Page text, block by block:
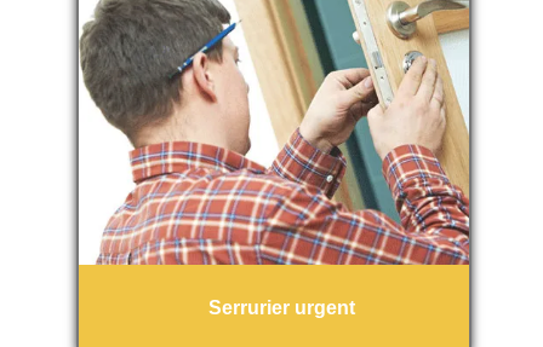
Serrurier urgent